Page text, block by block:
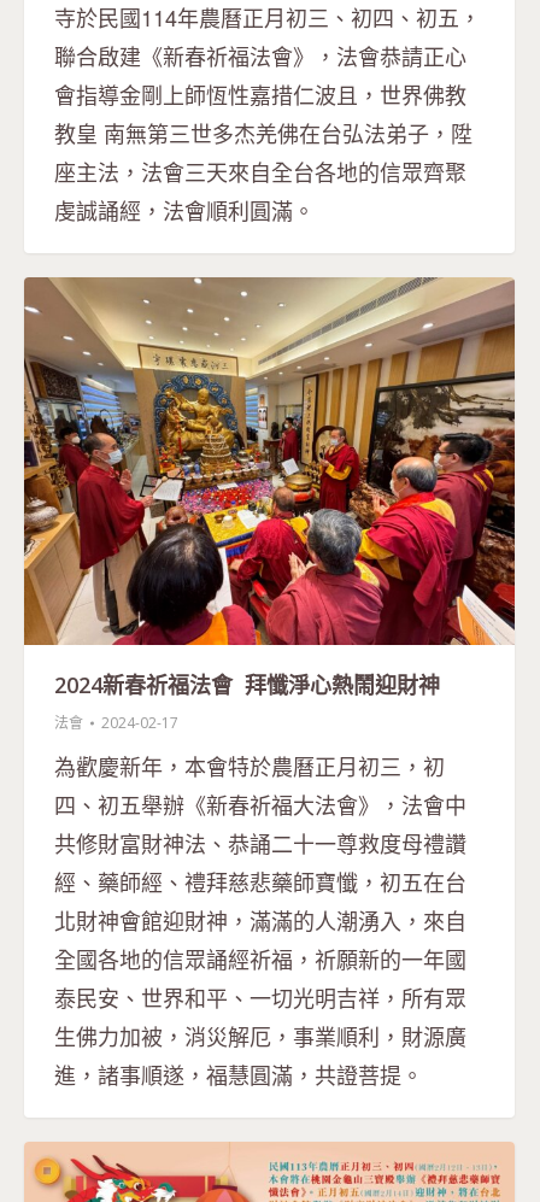
寺於民國114年農曆正月初三、初四、初五，
聯合啟建《新春祈福法會》，法會恭請正心
會指導金剛上師恆性嘉措仁波且，世界佛教
教皇 南無第三世多杰羌佛在台弘法弟子，陞
座主法，法會三天來自全台各地的信眾齊聚
虔誠誦經，法會順利圓滿。
2024新春祈福法會 拜懺淨心熱鬧迎財神
法會 2024-02-17
為歡慶新年，本會特於農曆正月初三，初
四、初五舉辦《新春祈福大法會》，法會中
共修財富財神法、恭誦二十一尊救度母禮讚
經、藥師經、禮拜慈悲藥師寶懺，初五在台
北財神會館迎財神，滿滿的人潮湧入，來自
全國各地的信眾誦經祈福，祈願新的一年國
泰民安、世界和平、一切光明吉祥，所有眾
生佛力加被，消災解厄，事業順利，財源廣
進，諸事順遂，福慧圓滿，共證菩提。